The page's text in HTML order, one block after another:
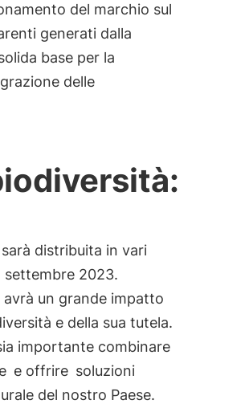
del marchio sul
generati dalla
base per la
delle
distribuita in vari
settembre 2023.
un grande impatto
e della sua tutela.
importante combinare
e offrire soluzioni
del nostro Paese.